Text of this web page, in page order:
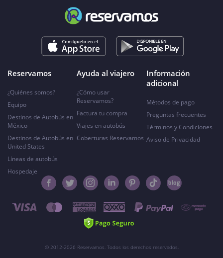
Reservamos
¿Quiénes somos?
Equipo
Destinos de Autobús en
México
Destinos de Autobús en
United States
Líneas de autobús
Hospedaje
Ayuda al viajero
¿Cómo usar
Reservamos?
Factura tu compra
Viajes en autobús
Coberturas Reservamos
Información
adicional
Métodos de pago
Preguntas frecuentes
Términos y Condiciones
Aviso de Privacidad
© 2012-2026 Reservamos. Todos los derechos reservados.